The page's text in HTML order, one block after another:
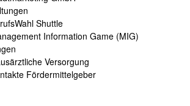
Shuttle
Information Game (MIG)
Versorgung
Fördermittelgeber